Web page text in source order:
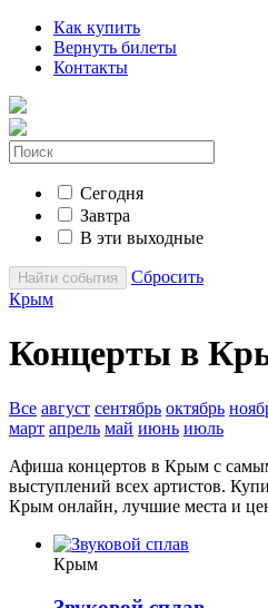
Как купить
Вернуть билеты
Контакты
Сегодня
Завтра
В эти выходные
Найти события
Сбросить
Крым
Концерты в
Все август сентябрь октябрь
март апрель май июнь июль
Афиша концертов в Крым с
выступлений всех артистов.
Крым онлайн, лучшие места и
Крым